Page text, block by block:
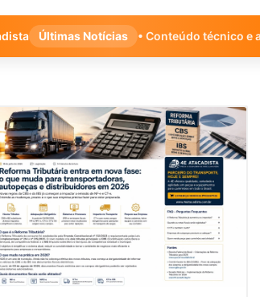
Últimas Notícias • Conteúdo técnico e